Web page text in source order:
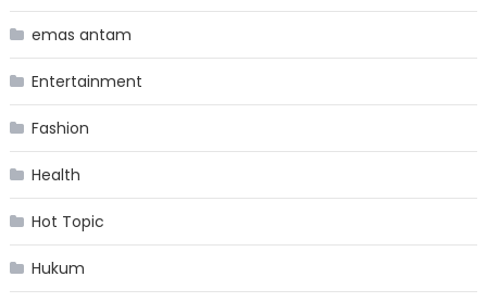
emas antam
Entertainment
Fashion
Health
Hot Topic
Hukum